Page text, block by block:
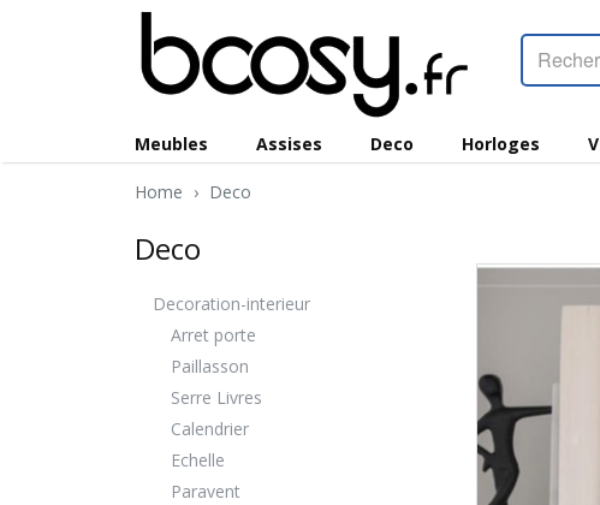
Meubles Assises Deco Horloges
Home › Deco
Deco
Decoration-interieur
Arret porte
Paillasson
Serre Livres
Calendrier
Echelle
Paravent